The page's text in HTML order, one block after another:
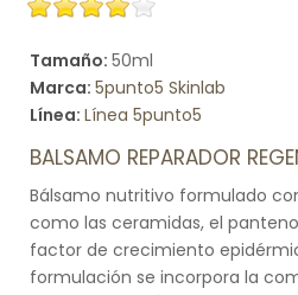
Tamaño: 50ml
Marca: 5punto5 Skinlab
Línea: Línea 5punto5
BALSAMO REPARADOR
Bálsamo nutritivo formulado
como las ceramidas, el
factor de crecimiento
formulación se incorpora la